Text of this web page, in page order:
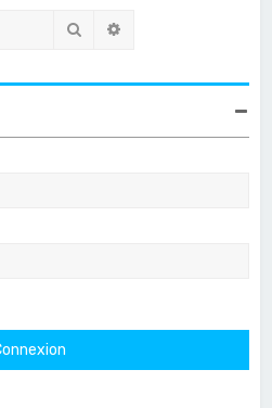
Rechercher